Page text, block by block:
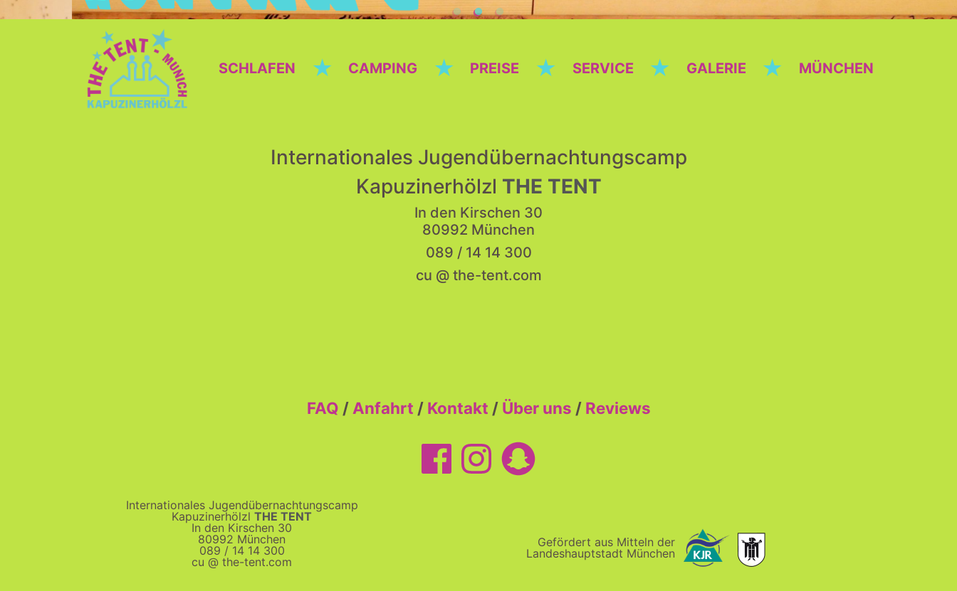
SCHLAFEN ★ CAMPING ★ PREISE ★ SERVICE ★ GALERIE ★ MÜNCHEN
Internationales Jugendübernachtungscamp
Kapuzinerhölzl THE TENT
In den Kirschen 30
80992 München
089 / 14 14 300
cu @ the-tent.com
FAQ / Anfahrt / Kontakt / Über uns / Reviews
Internationales Jugendübernachtungscamp
Kapuzinerhölzl THE TENT
In den Kirschen 30
80992 München
089 / 14 14 300
cu @ the-tent.com
Gefördert aus Mitteln der
Landeshauptstadt München